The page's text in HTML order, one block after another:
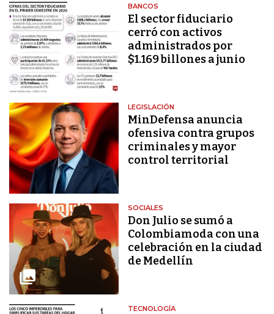
BANCOS
El sector fiduciario
cerró con activos
administrados por
$1.169 billones a junio
LEGISLACIÓN
MinDefensa anuncia
ofensiva contra grupos
criminales y mayor
control territorial
SOCIALES
Don Julio se sumó a
Colombiamoda con una
celebración en la ciudad
de Medellín
TECNOLOGÍA